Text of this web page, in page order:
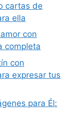
cartas de
ella
con
completa
con
expresar tus
para Él: